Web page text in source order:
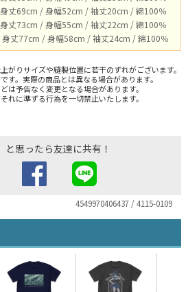
身丈69cm / 身幅52cm / 袖丈20cm / 綿100％
身丈73cm / 身幅55cm / 袖丈22cm / 綿100％
身丈77cm / 身幅58cm / 袖丈24cm / 綿100％
がりサイズや縫製位置に若干のずれがございます。
す。実際の商品とは異なる場合があります。
は予告なく変更となる場合があります。
れに準ずる行為を一切禁止いたします。
と思ったら友達に共有！
4549970406437 / 4115-0109